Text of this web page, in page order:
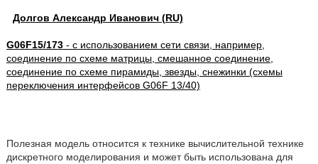
Долгов Александр Иванович (RU)
G06F15/173- с использованием сети связи, например,
соединение по схеме матрицы, смешанное соединение,
соединение по схеме пирамиды, звезды, снежинки (схемы
переключения интерфейсов G06F 13/40)
Полезная модель относится к технике вычислительной технике
дискретного моделирования и может быть использована для